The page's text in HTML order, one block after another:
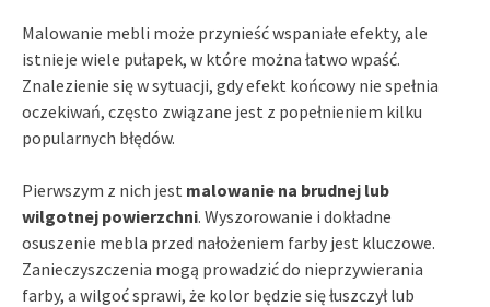
Malowanie mebli może przynieść wspaniałe efekty, ale
istnieje wiele pułapek, w które można łatwo wpaść.
Znalezienie się w sytuacji, gdy efekt końcowy nie spełnia
oczekiwań, często związane jest z popełnieniem kilku
popularnych błędów.
Pierwszym z nich jest malowanie na brudnej lub
wilgotnej powierzchni. Wyszorowanie i dokładne
osuszenie mebla przed nałożeniem farby jest kluczowe.
Zanieczyszczenia mogą prowadzić do nieprzywierania
farby, a wilgoć sprawi, że kolor będzie się łuszczył lub